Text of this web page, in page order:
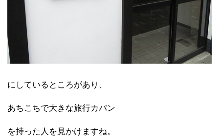
にしているところがあり、
あちこちで大きな旅行カバン
を持った人を見かけますね。